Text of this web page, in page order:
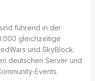
führend in der
gleichzeitige
und SkyBlock.
deutschen Server und
Events.